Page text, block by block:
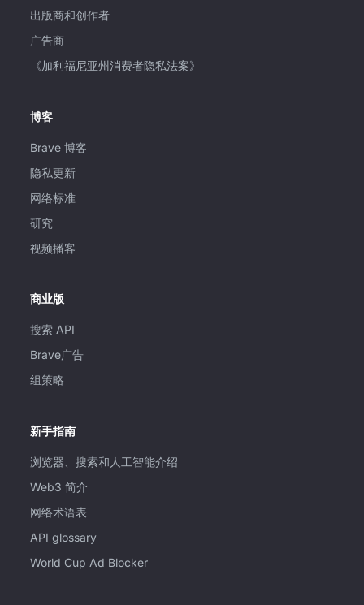
出版商和创作者
广告商
《加利福尼亚州消费者隐私法案》
博客
Brave 博客
隐私更新
网络标准
研究
视频播客
商业版
搜索 API
Brave广告
组策略
新手指南
浏览器、搜索和人工智能介绍
Web3 简介
网络术语表
API glossary
World Cup Ad Blocker